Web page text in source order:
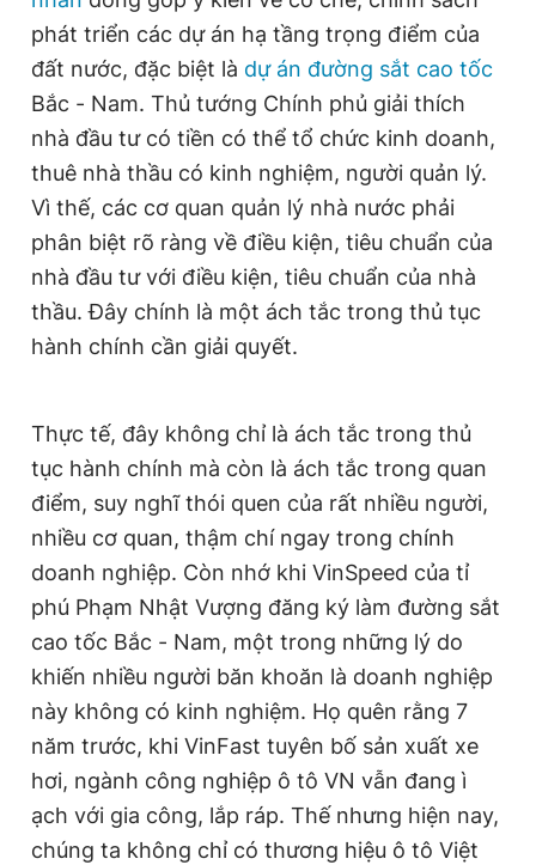
Đọc Thanh Niên trên điện thoại
Theo dõi báo trên
Hotline
0906 645 777
Liên hệ quảng cáo
0908 780 404
Tổng biên tập: Nguyễn Ngọc Toàn
Phó tổng biên tập thường trực: Hải Thành
Phó tổng biên tập: Lâm Hiếu Dũng
Phó tổng biên tập: Trần Việt Hưng
Tổng thư ký tòa soạn: Đức Trung
Giấy phép xuất bản số 110/GP - BTTTT cấp ngày 24.3.2020
© 2003-2026 Bản quyền thuộc về Báo Thanh Niên. Cấm sao
chép dưới mọi hình thức nếu không có sự chấp thuận bằng văn
bản. Phát triển bởi ePi Technologies, JSC.
phát triển các dự án hạ tầng trọng điểm của
đất nước, đặc biệt là dự án đường sắt cao tốc
Bắc - Nam. Thủ tướng Chính phủ giải thích
nhà đầu tư có tiền có thể tổ chức kinh doanh,
thuê nhà thầu có kinh nghiệm, người quản lý.
Vì thế, các cơ quan quản lý nhà nước phải
phân biệt rõ ràng về điều kiện, tiêu chuẩn của
nhà đầu tư với điều kiện, tiêu chuẩn của nhà
thầu. Đây chính là một ách tắc trong thủ tục
hành chính cần giải quyết.
Thực tế, đây không chỉ là ách tắc trong thủ
tục hành chính mà còn là ách tắc trong quan
điểm, suy nghĩ thói quen của rất nhiều người,
nhiều cơ quan, thậm chí ngay trong chính
doanh nghiệp. Còn nhớ khi VinSpeed của tỉ
phú Phạm Nhật Vượng đăng ký làm đường sắt
cao tốc Bắc - Nam, một trong những lý do
khiến nhiều người băn khoăn là doanh nghiệp
này không có kinh nghiệm. Họ quên rằng 7
năm trước, khi VinFast tuyên bố sản xuất xe
hơi, ngành công nghiệp ô tô VN vẫn đang ì
ạch với gia công, lắp ráp. Thế nhưng hiện nay,
chúng ta không chỉ có thương hiệu ô tô Việt